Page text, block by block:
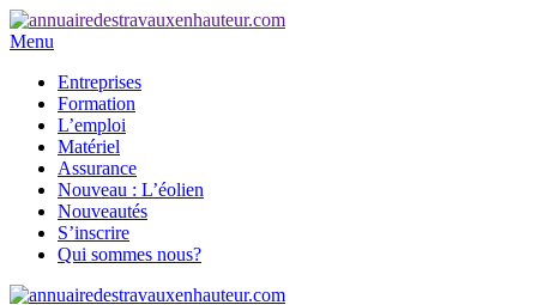
Menu
Entreprises
Formation
L’emploi
Matériel
Assurance
Nouveau : L’éolien
Nouveautés
S’inscrire
Qui sommes nous?